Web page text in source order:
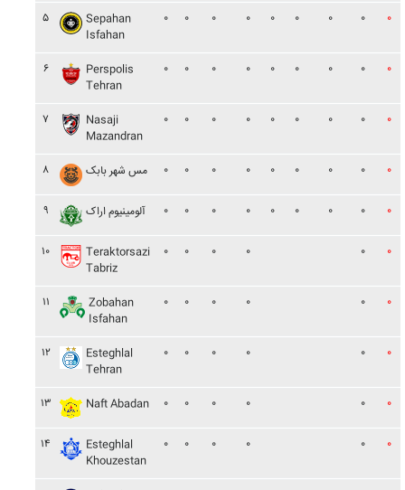
۵
Sepahan
Isfahan
۰ ۰ ۰ ۰ ۰ ۰ ۰ ۰ ۰
۶
Perspolis
Tehran
۰ ۰ ۰ ۰ ۰ ۰ ۰ ۰ ۰
۷
Nasaji
Mazandran
۰ ۰ ۰ ۰ ۰ ۰ ۰ ۰ ۰
۸ مس شهر بابک ۰ ۰ ۰ ۰ ۰ ۰ ۰ ۰ ۰
۹ آلومينيوم اراک ۰ ۰ ۰ ۰ ۰ ۰ ۰ ۰ ۰
۱۰
Teraktorsazi
Tabriz
۰ ۰ ۰ ۰ ۰ ۰
۱۱
Zobahan
Isfahan
۰ ۰ ۰ ۰ ۰ ۰
۱۲
Esteghlal
Tehran
۰ ۰ ۰ ۰ ۰ ۰
۱۳ Naft Abadan ۰ ۰ ۰ ۰ ۰ ۰
۱۴
Esteghlal
Khouzestan
۰ ۰ ۰ ۰ ۰ ۰